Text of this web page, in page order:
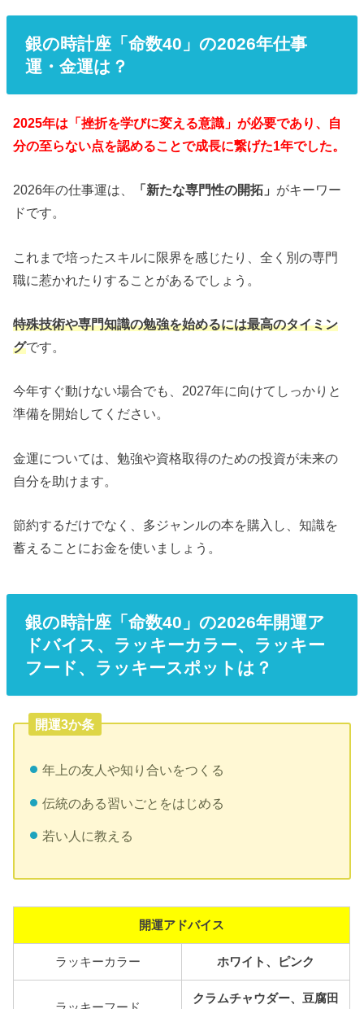
銀の時計座「命数40」の2026年仕事
運・金運は？
2025年は「挫折を学びに変える意識」が必要であり、自
分の至らない点を認めることで成長に繋げた1年でした。
2026年の仕事運は、 「新たな専門性の開拓」 がキーワー
ドです。
これまで培ったスキルに限界を感じたり、全く別の専門
職に惹かれたりすることがあるでしょう。
特殊技術や専門知識の勉強を始めるには最高のタイミン
グです。
今年すぐ動けない場合でも、2027年に向けてしっかりと
準備を開始してください。
金運については、勉強や資格取得のための投資が未来の
自分を助けます。
節約するだけでなく、多ジャンルの本を購入し、知識を
蓄えることにお金を使いましょう。
銀の時計座「命数40」の2026年開運ア
ドバイス、ラッキーカラー、ラッキー
フード、ラッキースポットは？
開運3か条
年上の友人や知り合いをつくる
伝統のある習いごとをはじめる
若い人に教える
開運アドバイス
ラッキーカラー ホワイト、ピンク
クラムチャウダー、豆腐田